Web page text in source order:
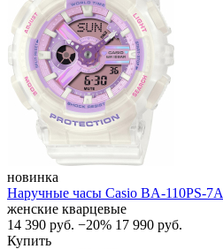
новинка
Наручные часы Casio BA-110PS-7A
женские кварцевые
14 390 руб. −20% 17 990 руб.
Купить